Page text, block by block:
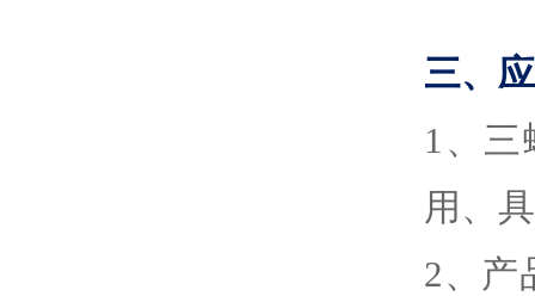
三、
1 、 三
用、
2、 产